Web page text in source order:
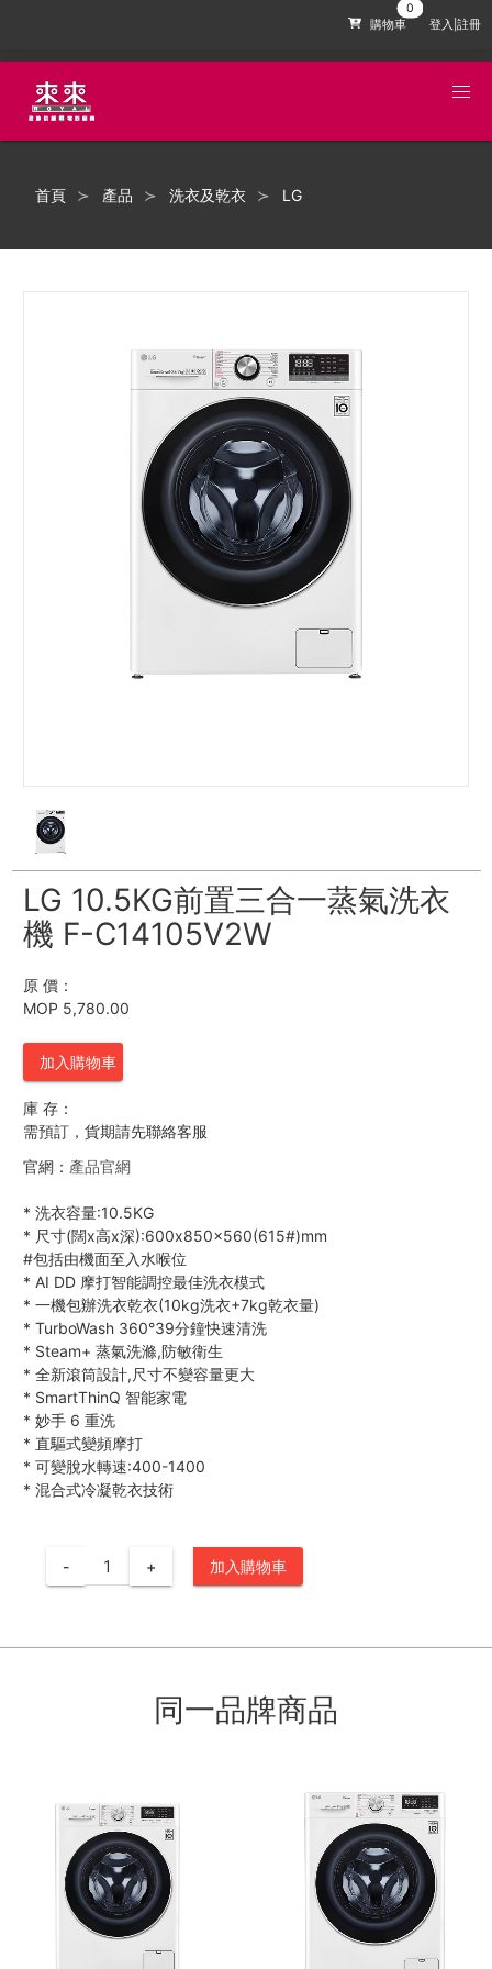
購物車 登入|註冊
首頁 產品 洗衣及乾衣 LG
LG 10.5KG前置三合一蒸氣洗衣
機 F-C14105V2W
原 價：
MOP 5,780.00
加入購物車
庫 存：
需預訂，貨期請先聯絡客服
官網： 產品官網
* 洗衣容量:10.5KG
* 尺寸(闊x高x深):600x850x560(615#)mm
#包括由機面至入水喉位
* AI DD 摩打智能調控最佳洗衣模式
* 一機包辦洗衣乾衣(10kg洗衣+7kg乾衣量)
* TurboWash 360°39分鐘快速清洗
* Steam+ 蒸氣洗滌,防敏衛生
* 全新滾筒設計,尺寸不變容量更大
* SmartThinQ 智能家電
* 妙手 6 重洗
* 直驅式變頻摩打
* 可變脫水轉速:400-1400
* 混合式冷凝乾衣技術
- + 加入購物車
同一品牌商品